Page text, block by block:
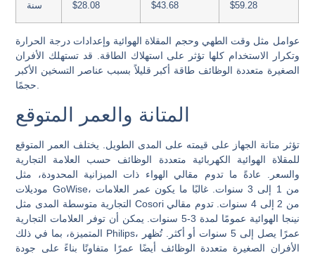
سنة $28.08 $43.68 $59.28
عوامل مثل وقت الطهي وحجم المقلاة الهوائية وإعدادات درجة الحرارة
وتكرار الاستخدام كلها تؤثر على استهلاك الطاقة. قد تستهلك الأفران
الصغيرة متعددة الوظائف طاقة أكبر قليلاً بسبب عناصر التسخين الأكبر
حجمًا.
المتانة والعمر المتوقع
تؤثر متانة الجهاز على قيمته على المدى الطويل. يختلف العمر المتوقع
للمقلاة الهوائية الكهربائية متعددة الوظائف حسب العلامة التجارية
والسعر. عادةً ما تدوم مقالي الهواء ذات الميزانية المحدودة، مثل
موديلات GoWise، من 1 إلى 3 سنوات. غالبًا ما يكون عمر العلامات
التجارية متوسطة المدى مثل Cosori من 2 إلى 4 سنوات. تدوم مقالي
نينجا الهوائية عمومًا لمدة 3-5 سنوات. يمكن أن توفر العلامات التجارية
المتميزة، بما في ذلك Philips، عمرًا يصل إلى 5 سنوات أو أكثر. تُظهر
الأفران الصغيرة متعددة الوظائف أيضًا عمرًا متفاوتًا بناءً على جودة